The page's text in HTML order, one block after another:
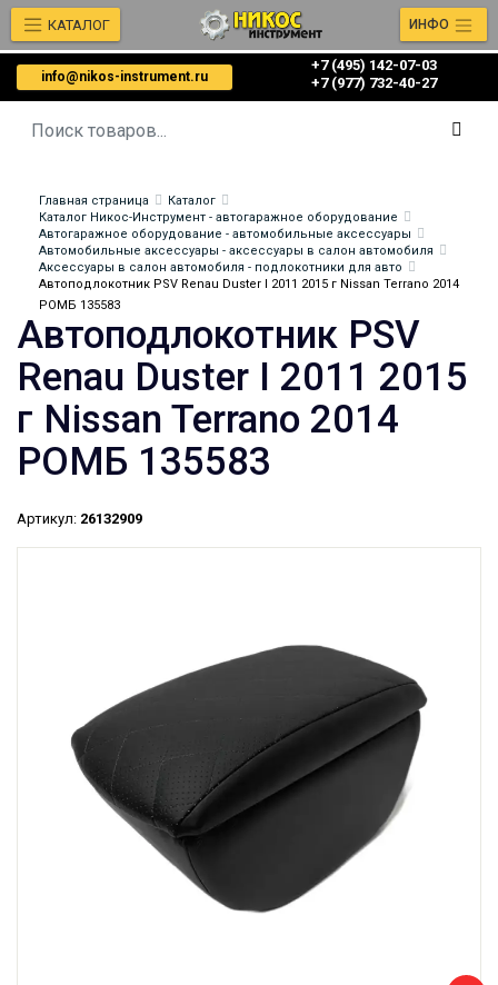
info@nikos-instrument.ru
+7 (495) 142-07-03
‎‎+7 (977) 732-40-27
КАТАЛОГ ИНФО
Главная страница
Каталог
Каталог Никос-Инструмент - автогаражное оборудование
Автогаражное оборудование - автомобильные аксессуары
Автомобильные аксессуары - аксессуары в салон автомобиля
Аксессуары в салон автомобиля - подлокотники для авто
Автоподлокотник PSV Renau Duster I 2011 2015 г Nissan Terrano 2014
РОМБ 135583
Автоподлокотник PSV
Renau Duster I 2011 2015
г Nissan Terrano 2014
РОМБ 135583
Артикул: 26132909